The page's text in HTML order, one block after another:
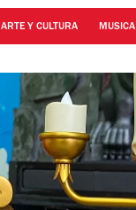
ARTE Y CULTURA MUSICA